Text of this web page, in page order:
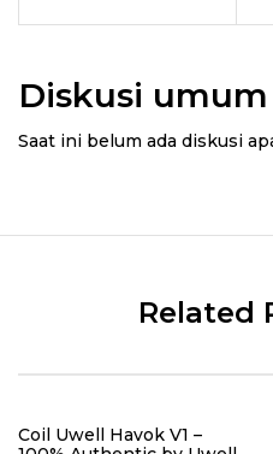
Diskusi umum
Saat ini belum ada diskusi
Related
Coil Uwell Havok V1 –